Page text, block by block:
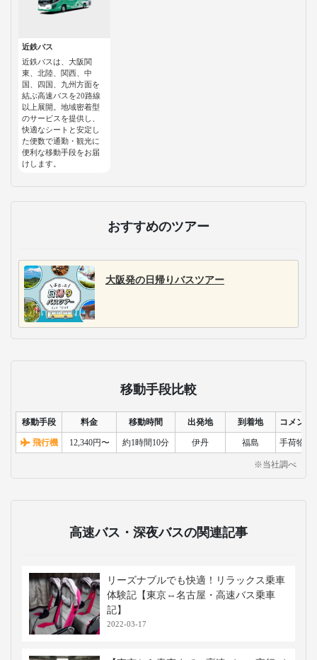
近鉄バス
近鉄バスは、大阪関
東、北陸、関西、中
国、四国、九州方面を
結ぶ高速バスを20路線
以上展開。地域密着型
のサービスを提供し、
快適なシートと安定し
た便数で通勤・観光に
便利な移動手段をお届
けします。
おすすめのツアー
大阪発の日帰りバスツアー
移動手段比較
移動手段 料金 移動時間 出発地 到着地 コメント
飛行機 12,340円〜 約1時間10分 伊丹 福島 手荷物検
※当社調べ
高速バス・深夜バスの関連記事
リーズナブルでも快適！リラックス乗車
体験記【東京⇔名古屋・高速バス乗車
記】
2022-03-17